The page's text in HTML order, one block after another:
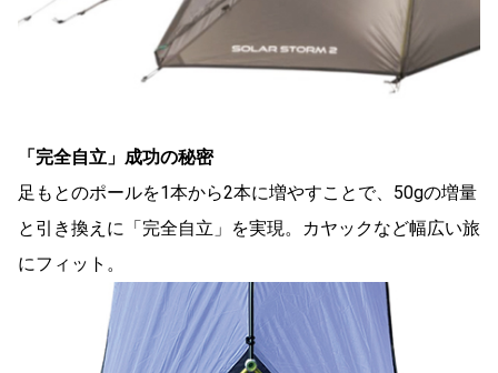
「完全自立」成功の秘密
足もとのポールを1本から2本に増やすことで、50gの増量
と引き換えに「完全自立」を実現。カヤックなど幅広い旅
にフィット。